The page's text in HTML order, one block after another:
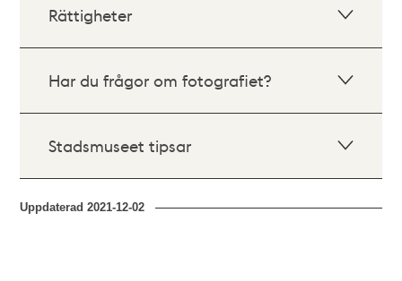
Rättigheter
Har du frågor om fotografiet?
Stadsmuseet tipsar
Uppdaterad2021-12-02